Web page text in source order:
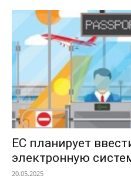
ЕС планирует
электронную
20.05.2025